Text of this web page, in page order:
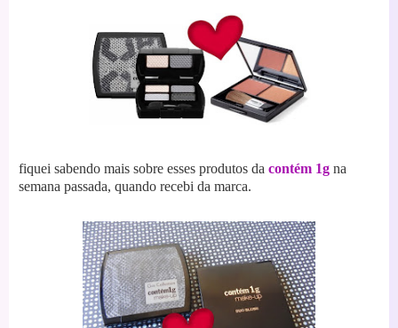
fiquei sabendo mais sobre esses produtos da contém 1g na
semana passada, quando recebi da marca.